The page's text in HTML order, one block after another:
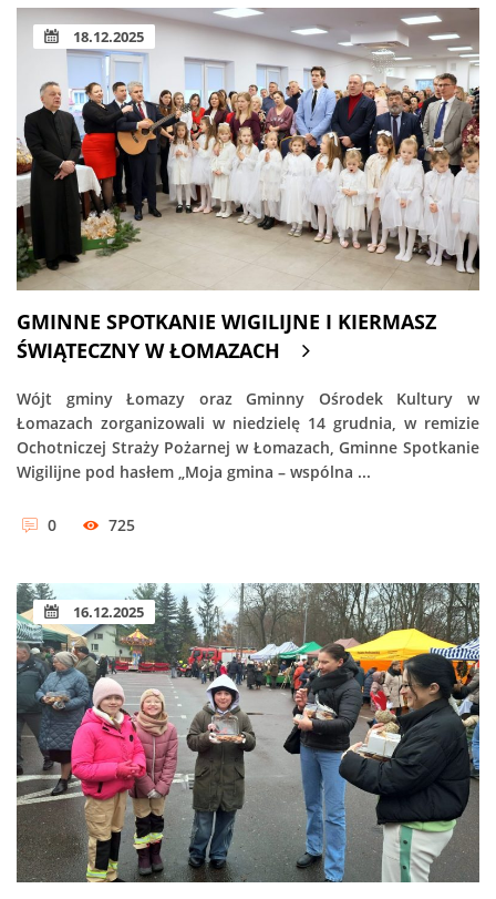
18.12.2025
GMINNE SPOTKANIE WIGILIJNE I KIERMASZ
ŚWIĄTECZNY W ŁOMAZACH
Wójt gminy Łomazy oraz Gminny Ośrodek Kultury w
Łomazach zorganizowali w niedzielę 14 grudnia, w remizie
Ochotniczej Straży Pożarnej w Łomazach, Gminne Spotkanie
Wigilijne pod hasłem „Moja gmina – wspólna ...
0 725
16.12.2025